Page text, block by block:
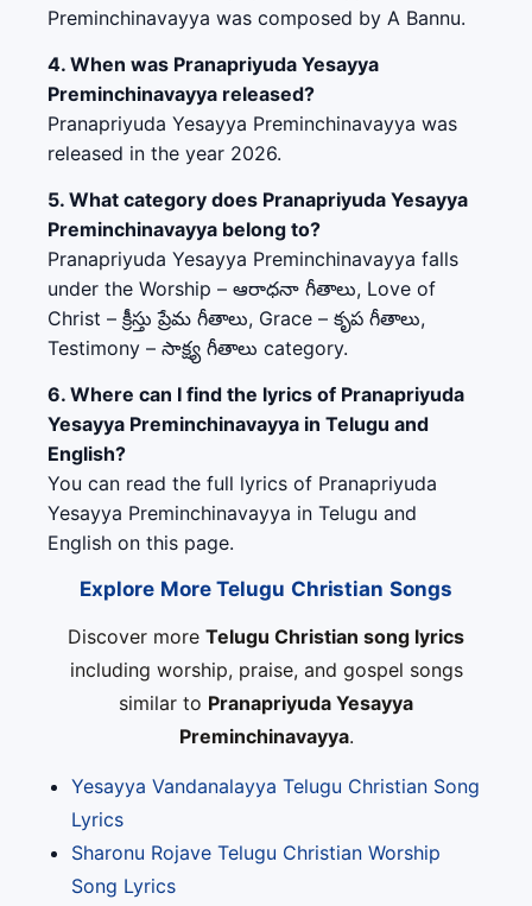
Preminchinavayya was composed by A Bannu.
4. When was Pranapriyuda Yesayya
Preminchinavayya released?
Pranapriyuda Yesayya Preminchinavayya was
released in the year 2026.
5. What category does Pranapriyuda Yesayya
Preminchinavayya belong to?
Pranapriyuda Yesayya Preminchinavayya falls
under the Worship – ఆరాధనా గీతాలు, Love of
Christ – క్రీస్తు ప్రేమ గీతాలు, Grace – కృప గీతాలు,
Testimony – సాక్ష్య గీతాలు category.
6. Where can I find the lyrics of Pranapriyuda
Yesayya Preminchinavayya in Telugu and
English?
You can read the full lyrics of Pranapriyuda
Yesayya Preminchinavayya in Telugu and
English on this page.
Explore More Telugu Christian Songs
Discover more Telugu Christian song lyrics
including worship, praise, and gospel songs
similar to Pranapriyuda Yesayya
Preminchinavayya.
Yesayya Vandanalayya Telugu Christian Song
Lyrics
Sharonu Rojave Telugu Christian Worship
Song Lyrics